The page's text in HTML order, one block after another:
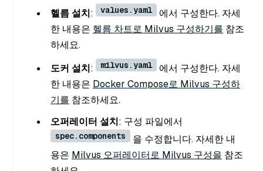
헬름 설치: values.yaml
에서 구성한다. 자세
한 내용은 헬름 차트로 Milvus 구성하기를 참조
하세요.
도커 설치: milvus.yaml
에서 구성한다. 자세
한 내용은 Docker Compose로 Milvus 구성하
기를 참조하세요.
오퍼레이터 설치: 구성 파일에서
spec.components
을 수정합니다. 자세한 내
용은 Milvus 오퍼레이터로 Milvus 구성을 참조